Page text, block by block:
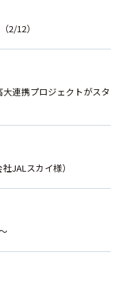
2/12）
連携プロジェクトがスタ
JALスカイ様）